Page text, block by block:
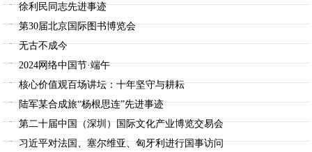
徐利民同志先进事迹
第30届北京国际图书博览会
无古不成今
2024网络中国节·端午
核心价值观百场讲坛：十年坚守与耕耘
陆军某合成旅“杨根思连”先进事迹
第二十届中国（深圳）国际文化产业博览交易会
习近平对法国、塞尔维亚、匈牙利进行国事访问